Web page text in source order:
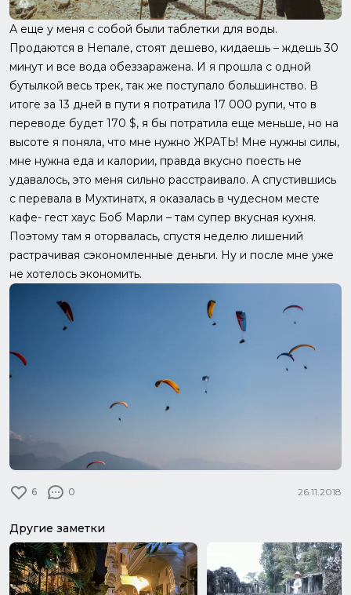
А еще у меня с собой были таблетки для воды.
Продаются в Непале, стоят дешево, кидаешь – ждешь 30
минут и все вода обеззаражена. И я прошла с одной
бутылкой весь трек, так же поступало большинство. В
итоге за 13 дней в пути я потратила 17 000 рупи, что в
переводе будет 170 $, я бы потратила еще меньше, но на
высоте я поняла, что мне нужно ЖРАТЬ! Мне нужны силы,
мне нужна еда и калории, правда вкусно поесть не
удавалось, это меня сильно расстраивало. А спустившись
с перевала в Мухтинатх, я оказалась в чудесном месте
кафе- гест хаус Боб Марли – там супер вкусная кухня.
Поэтому там я оторвалась, спустя неделю лишений
растрачивая сэкономленные деньги. Ну и после мне уже
не хотелось экономить.
6 0 26.11.2018
Другие заметки